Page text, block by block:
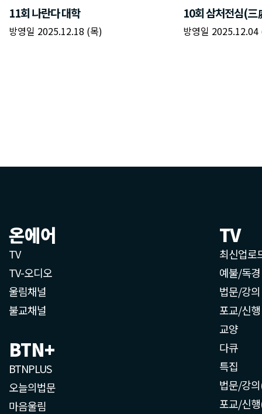
온에어
TV
TV-오디오
울림채널
불교채널
BTN+
BTNPLUS
오늘의법문
마음울림
TV
최신업로
예불/독경
법문/강의
포교/신행
교양
다큐
특집
법문/강
포교/신